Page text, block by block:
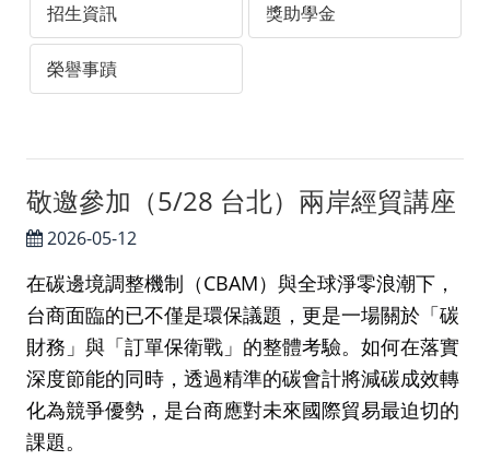
招生資訊 獎助學金
榮譽事蹟
敬邀參加（5/28 台北）兩岸經貿講座
2026-05-12
在碳邊境調整機制（CBAM）與全球淨零浪潮下，
台商面臨的已不僅是環保議題，更是一場關於「碳
財務」與「訂單保衛戰」的整體考驗。如何在落實
深度節能的同時，透過精準的碳會計將減碳成效轉
化為競爭優勢，是台商應對未來國際貿易最迫切的
課題。